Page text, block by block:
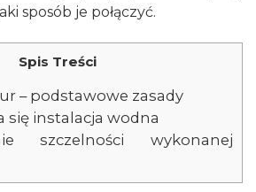
sposób je połączyć.
Spis Treści
– podstawowe zasady
się instalacja wodna
szczelności wykonanej